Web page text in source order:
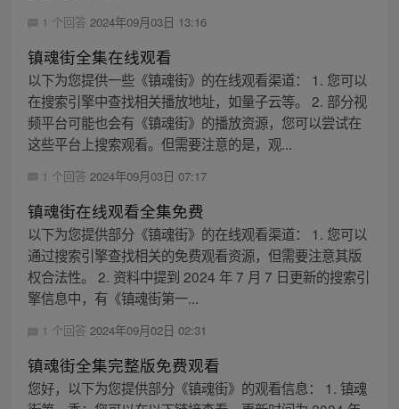
1 个回答 2024年09月03日 13:16
镇魂街全集在线观看
以下为您提供一些《镇魂街》的在线观看渠道： 1. 您可以
在搜索引擎中查找相关播放地址，如量子云等。 2. 部分视
频平台可能也会有《镇魂街》的播放资源，您可以尝试在
这些平台上搜索观看。但需要注意的是，观...
1 个回答 2024年09月03日 07:17
镇魂街在线观看全集免费
以下为您提供部分《镇魂街》的在线观看渠道： 1. 您可以
通过搜索引擎查找相关的免费观看资源，但需要注意其版
权合法性。 2. 资料中提到 2024 年 7 月 7 日更新的搜索引
擎信息中，有《镇魂街第一...
1 个回答 2024年09月02日 02:31
镇魂街全集完整版免费观看
您好，以下为您提供部分《镇魂街》的观看信息： 1. 镇魂